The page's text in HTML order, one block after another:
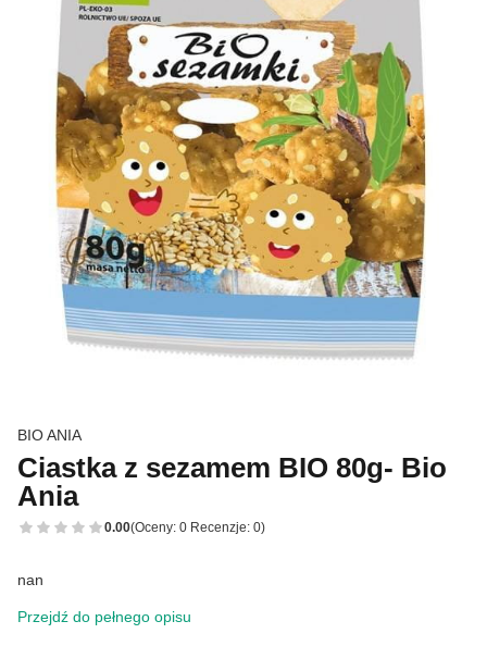
BIO ANIA
Ciastka z sezamem BIO 80g- Bio
Ania
0.00(Oceny: 0 Recenzje: 0)
nan
Przejdź do pełnego opisu